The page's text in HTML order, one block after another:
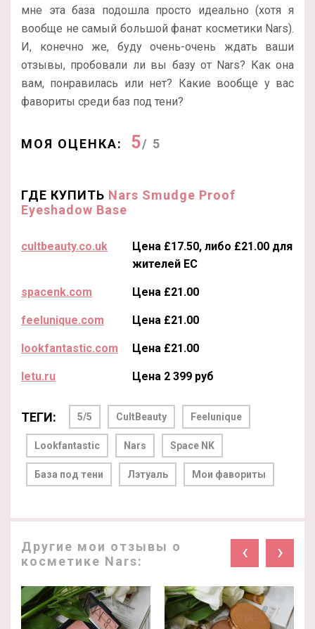
мне эта база подошла просто идеально (хотя я
вообще не самый большой фанат косметики Nars).
И, конечно же, буду очень-очень ждать ваши
отзывы, пробовали ли вы базу от Nars? Как она
вам, понравилась или нет? Какие вообще у вас
фавориты среди баз под тени?
МОЯ ОЦЕНКА: 5/ 5
ГДЕ КУПИТЬ Nars Smudge Proof
Eyeshadow Base
cultbeauty.co.uk
Цена £17.50, либо £21.00 для
жителей ЕС
spacenk.com Цена £21.00
feelunique.com Цена £21.00
lookfantastic.com Цена £21.00
letu.ru Цена 2 399 руб
ТЕГИ: 5/5 CultBeauty Feelunique
Lookfantastic Nars Space NK
База под тени Лэтуаль Мои фавориты
Другие мои отзывы о
косметике Nars:
‹ ›